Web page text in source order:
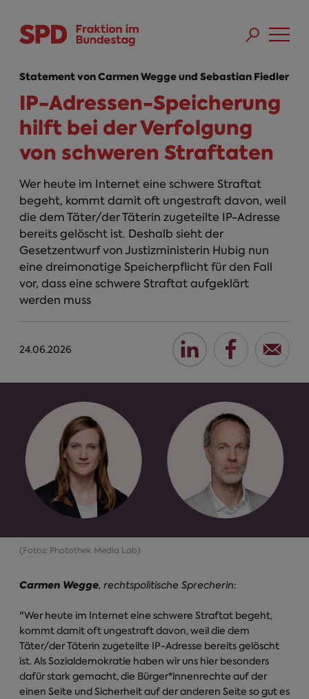
Statement von Carmen Wegge und Sebastian Fiedler
IP-Adressen-Speicherung
hilft bei der Verfolgung
von schweren Straftaten
Wer heute im Internet eine schwere Straftat
begeht, kommt damit oft ungestraft davon, weil
die dem Täter/der Täterin zugeteilte IP-Adresse
bereits gelöscht ist. Deshalb sieht der
Gesetzentwurf von Justizministerin Hubig nun
eine dreimonatige Speicherpflicht für den Fall
vor, dass eine schwere Straftat aufgeklärt
werden muss
24.06.2026
(Fotos: Photothek Media Lab)
Carmen Wegge, rechtspolitische Sprecherin:
"Wer heute im Internet eine schwere Straftat begeht,
kommt damit oft ungestraft davon, weil die dem
Täter/der Täterin zugeteilte IP-Adresse bereits gelöscht
ist. Als Sozialdemokratie haben wir uns hier besonders
dafür stark gemacht, die Bürger*innenrechte auf der
einen Seite und Sicherheit auf der anderen Seite so gut es